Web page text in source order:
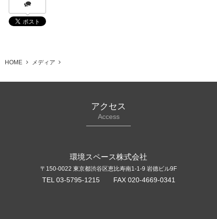
HOME メディア
アクセス
Access
環境スペース株式会社
〒150-0022 東京都渋谷区恵比寿南1-1-9 岩德ビル9F
TEL 03-5795-1215 FAX 020-4669-0341